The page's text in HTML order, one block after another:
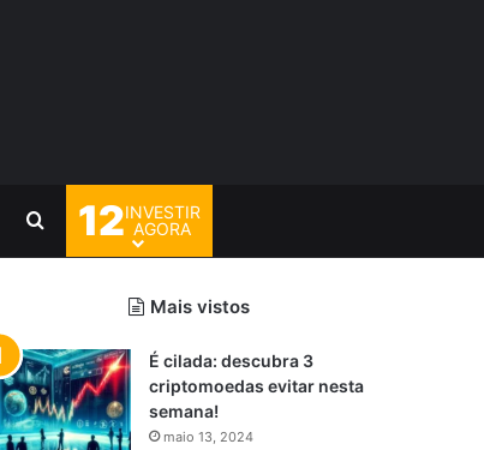
Procurar por
12INVESTIR
AGORA
Mais vistos
É cilada: descubra 3
criptomoedas evitar nesta
semana!
maio 13, 2024